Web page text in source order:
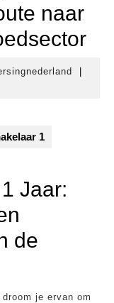
naar
1
Jaar:
de
je ervan om